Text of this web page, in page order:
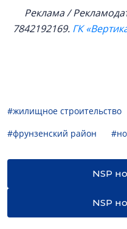
Реклама /
7842192169. ГК
#жилищное строительство
#фрунзенский район
NSP
NSP